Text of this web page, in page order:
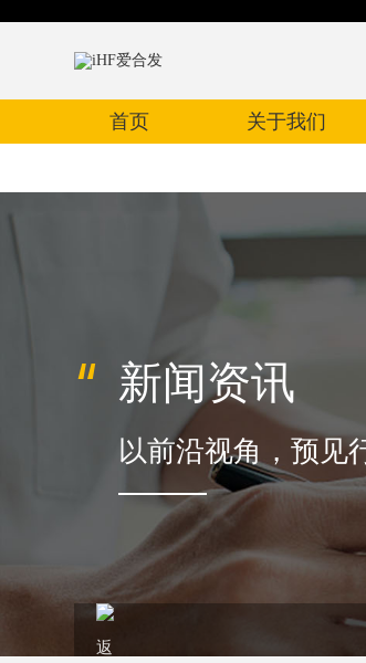
首页 关于我们
新闻资讯
以前沿视角，预见